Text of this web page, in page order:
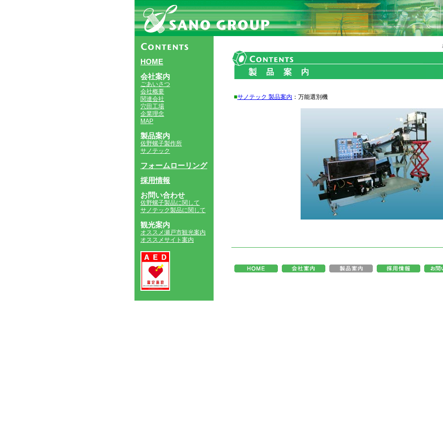
HOME
会社案内
ごあいさつ
会社概要
関連会社
穴田工場
企業理念
MAP
製品案内
佐野螺子製作所
サノテック
フォームローリング
採用情報
お問い合わせ
佐野螺子製品に関して
サノテック製品に関して
観光案内
オススメ瀬戸市観光案内
オススメサイト案内
■サノテック 製品案内 ：万能選別機